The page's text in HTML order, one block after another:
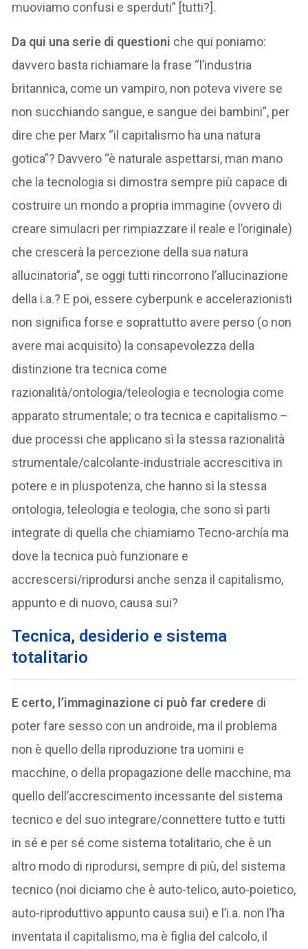
muoviamo confusi e sperduti” [tutti?].
Da qui una serie di questioni che qui poniamo:
davvero basta richiamare la frase “l’industria
britannica, come un vampiro, non poteva vivere se
non succhiando sangue, e sangue dei bambini”, per
dire che per Marx “il capitalismo ha una natura
gotica”? Davvero “è naturale aspettarsi, man mano
che la tecnologia si dimostra sempre più capace di
costruire un mondo a propria immagine (ovvero di
creare simulacri per rimpiazzare il reale e l’originale)
che crescerà la percezione della sua natura
allucinatoria”, se oggi tutti rincorrono l’allucinazione
della i.a.? E poi, essere cyberpunk e accelerazionisti
non significa forse e soprattutto avere perso (o non
avere mai acquisito) la consapevolezza della
distinzione tra tecnica come
razionalità/ontologia/teleologia e tecnologia come
apparato strumentale; o tra tecnica e capitalismo –
due processi che applicano sì la stessa razionalità
strumentale/calcolante-industriale accrescitiva in
potere e in pluspotenza, che hanno sì la stessa
ontologia, teleologia e teologia, che sono sì parti
integrate di quella che chiamiamo Tecno-archía ma
dove la tecnica può funzionare e
accrescersi/riprodursi anche senza il capitalismo,
appunto e di nuovo, causa sui?
Tecnica, desiderio e sistema
totalitario
E certo, l’immaginazione ci può far credere di
poter fare sesso con un androide, ma il problema
non è quello della riproduzione tra uomini e
macchine, o della propagazione delle macchine, ma
quello dell’accrescimento incessante del sistema
tecnico e del suo integrare/connettere tutto e tutti
in sé e per sé come sistema totalitario, che è un
altro modo di riprodursi, sempre di più, del sistema
tecnico (noi diciamo che è auto-telico, auto-poietico,
auto-riproduttivo appunto causa sui) e l’i.a. non l’ha
inventata il capitalismo, ma è figlia del calcolo, il